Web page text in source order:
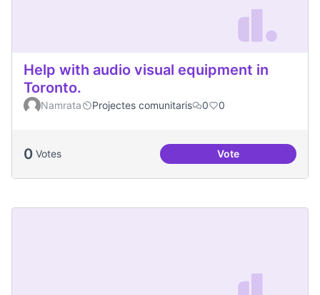
Help with audio visual equipment in
Toronto.
Namrata Projectes comunitaris 0 0
0 Votes VoteHelp with audio